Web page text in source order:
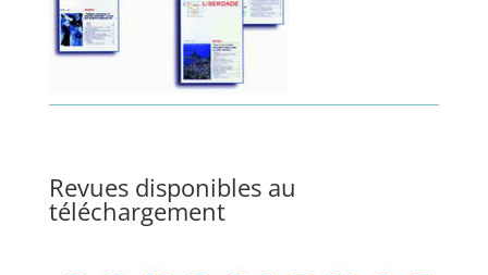
Revues disponibles au
téléchargement